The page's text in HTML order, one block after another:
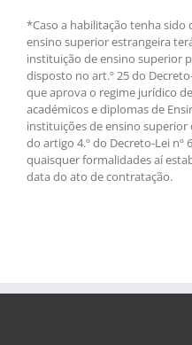
*Caso a habilitação tenha
ensino superior estrangeira
instituição de ensino superior
disposto no art.º 25 do
que aprova o regime jurídico
académicos e diplomas de
instituições de ensino superior
do artigo 4.º do Decreto-Lei nº
quaisquer formalidades aí
data do ato de contratação.